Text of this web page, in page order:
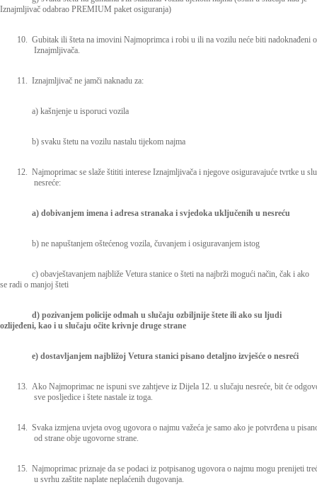
Iznajmljivač odabrao PREMIUM paket osiguranja)
10. Gubitak ili šteta na imovini Najmoprimca i robi u ili na vozilu neće biti nadoknađeni
Iznajmljivača.
11. Iznajmljivač ne jamči naknadu za:
a) kašnjenje u isporuci vozila
b) svaku štetu na vozilu nastalu tijekom najma
12. Najmoprimac se slaže štititi interese Iznajmljivača i njegove osiguravajuće tvrtke u
nesreće:
a) dobivanjem imena i adresa stranaka i svjedoka uključenih u nesreću
b) ne napuštanjem oštećenog vozila, čuvanjem i osiguravanjem istog
c) obavještavanjem najbliže Vetura stanice o šteti na najbrži mogući način, čak i ako
se radi o manjoj šteti
d) pozivanjem policije odmah u slučaju ozbiljnije štete ili ako su ljudi
ozlijeđeni, kao i u slučaju očite krivnje druge strane
e) dostavljanjem najbližoj Vetura stanici pisano detaljno izvješće o nesreći
13. Ako Najmoprimac ne ispuni sve zahtjeve iz Dijela 12. u slučaju nesreće, bit će
sve posljedice i štete nastale iz toga.
14. Svaka izmjena uvjeta ovog ugovora o najmu važeća je samo ako je potvrđena u
od strane obje ugovorne strane.
15. Najmoprimac priznaje da se podaci iz potpisanog ugovora o najmu mogu prenijeti
u svrhu zaštite naplate neplaćenih dugovanja.